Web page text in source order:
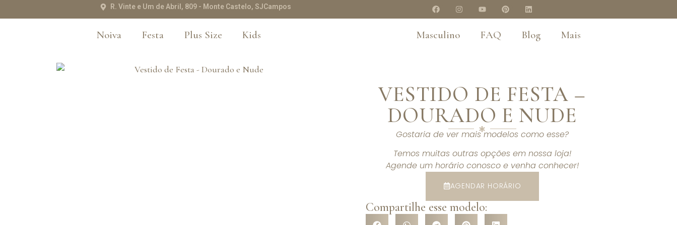
R. Vinte e Um de Abril, 809 - Monte Castelo, SJCampos
Noiva Festa Plus Size Kids Masculino FAQ Blog Mais
VESTIDO DE FESTA –
DOURADO E NUDE
Gostaria de ver mais modelos como esse?
Temos muitas outras opções em nossa loja!
Agende um horário conosco e venha conhecer!
AGENDAR HORÁRIO
Compartilhe esse modelo: